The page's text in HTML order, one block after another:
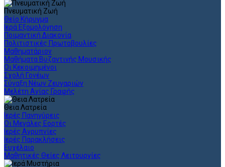
Πνευματική Ζωή
Θείο Κήρυγμα
Ιερά Εξομολόγηση
Ποιμαντική Διακονία
Πολιτιστικές Πρωτοβουλίες
Μαθηματάριον
Μαθήματα Βυζαντινής Μουσικής
Οι Κεκοιμημένοι
Σχολή Γονέων
Σύναξη Νέων Ζευγαριών
Μελέτη Αγίας Γραφής
Θεια Λατρεία
Ιερές Πανηγύρεις
Οι Μεγάλες Εορτές
Ιερές Αγρυπνίες
Ιερές Παρακλήσεις
Ευχέλαιο
Μαθητικές Θείες Λειτουργίες